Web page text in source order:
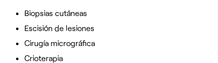
Biopsias cutáneas
Escisión de lesiones
Cirugía micrográfica
Crioterapia